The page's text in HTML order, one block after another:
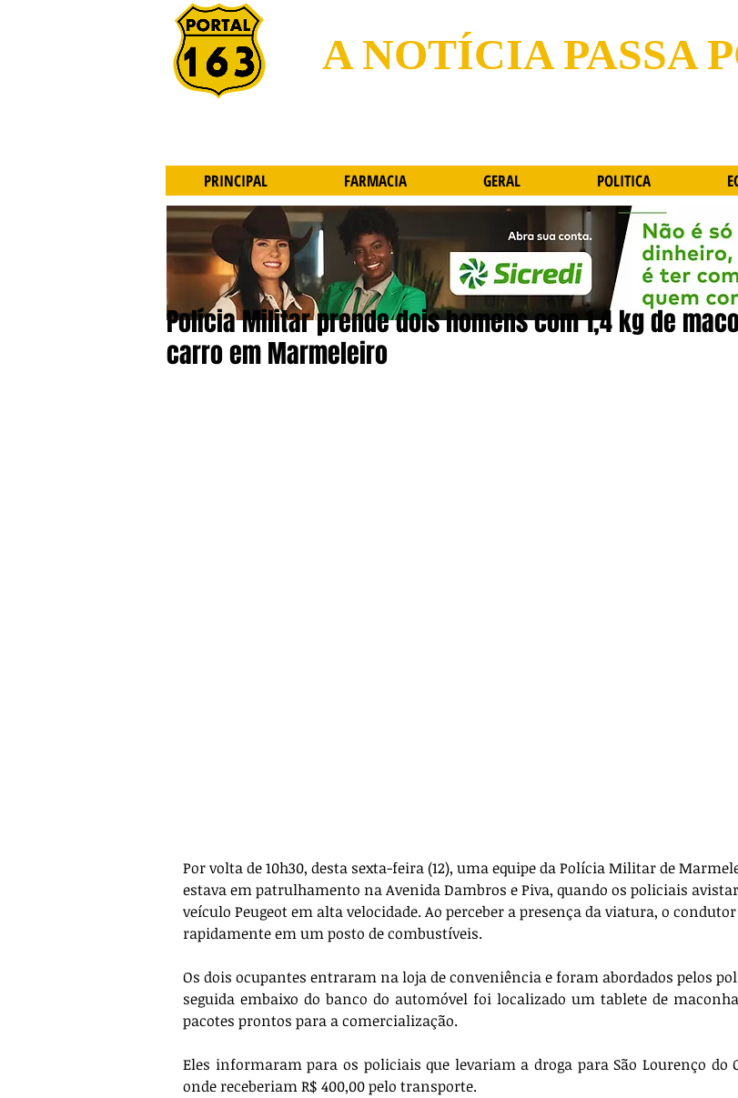
A NOTÍCIA PASSA
Polícia Militar prende dois homens com 1,4 kg de
carro em Marmeleiro
Por volta de 10h30, desta sexta-feira (12), uma equipe da Polícia Militar de
estava em patrulhamento na Avenida Dambros e Piva, quando os policiais
veículo Peugeot em alta velocidade. Ao perceber a presença da viatura, o
rapidamente em um posto de combustíveis.
Os dois ocupantes entraram na loja de conveniência e foram abordados pelos
seguida embaixo do banco do automóvel foi localizado um tablete de
pacotes prontos para a comercialização.
Eles informaram para os policiais que levariam a droga para São Lourenço do
onde receberiam R$ 400,00 pelo transporte.
PRINCIPAL FARMACIA GERAL POLITICA